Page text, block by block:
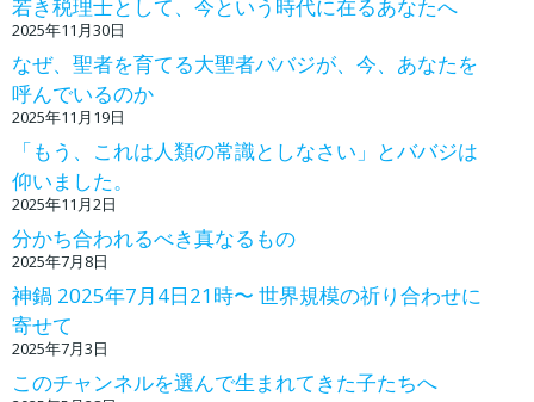
若き税理士として、今という時代に在るあなたへ
2025年11月30日
なぜ、聖者を育てる大聖者ババジが、今、あなたを
呼んでいるのか
2025年11月19日
「もう、これは人類の常識としなさい」とババジは
仰いました。
2025年11月2日
分かち合われるべき真なるもの
2025年7月8日
神鍋 2025年7月4日21時〜 世界規模の祈り合わせに
寄せて
2025年7月3日
このチャンネルを選んで生まれてきた子たちへ